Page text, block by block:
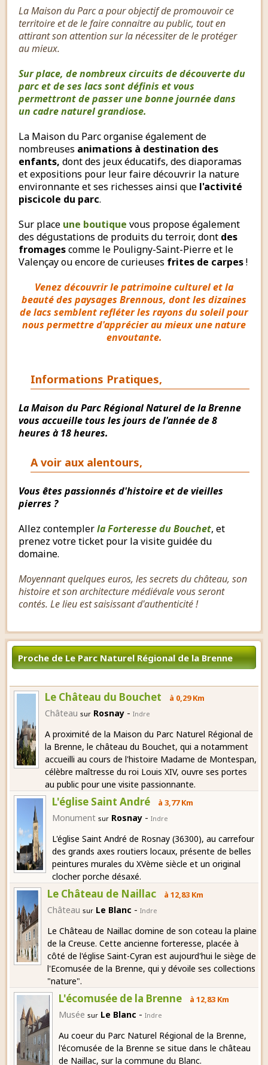
La Maison du Parc a pour objectif de promouvoir ce
territoire et de le faire connaitre au public, tout en
attirant son attention sur la nécessiter de le protéger
au mieux.
Sur place, de nombreux circuits de découverte du
parc et de ses lacs sont définis et vous
permettront de passer une bonne journée dans
un cadre naturel grandiose.
La Maison du Parc organise également de
nombreuses animations à destination des
enfants, dont des jeux éducatifs, des diaporamas
et expositions pour leur faire découvrir la nature
environnante et ses richesses ainsi que l'activité
piscicole du parc.
Sur place une boutique vous propose également
des dégustations de produits du terroir, dont des
fromagescomme le Pouligny-Saint-Pierre et le
Valençay ou encore de curieuses frites de carpes!
Venez découvrir le patrimoine culturel et la
beauté des paysages Brennous, dont les dizaines
de lacs semblent refléter les rayons du soleil pour
nous permettre d'apprécier au mieux une nature
envoutante.
Informations Pratiques,
La Maison du Parc Régional Naturel de la Brenne
vous accueille tous les jours de l'année de 8
heures à 18 heures.
A voir aux alentours,
Vous êtes passionnés d'histoire et de vieilles
pierres ?
Allez contemplerla Forteresse du Bouchet, et
prenez votre ticket pour la visite guidée du
domaine.
Moyennant quelques euros, les secrets du château, son
histoire et son architecture médiévale vous seront
contés. Le lieu est saisissant d'authenticité !
Proche de Le Parc Naturel Régional de la Brenne
Le Château du Bouchet à 0,29 Km
Château sur Rosnay - Indre
A proximité de la Maison du Parc Naturel Régional de
la Brenne, le château du Bouchet, qui a notamment
accueilli au cours de l'histoire Madame de Montespan,
célèbre maîtresse du roi Louis XIV, ouvre ses portes
au public pour une visite passionnante.
L'église Saint André à 3,77 Km
Monument sur Rosnay - Indre
L'église Saint André de Rosnay (36300), au carrefour
des grands axes routiers locaux, présente de belles
peintures murales du XVème siècle et un original
clocher porche désaxé.
Le Château de Naillac à 12,83 Km
Château sur Le Blanc - Indre
Le Château de Naillac domine de son coteau la plaine
de la Creuse. Cette ancienne forteresse, placée à
côté de l'église Saint-Cyran est aujourd'hui le siège de
l'Ecomusée de la Brenne, qui y dévoile ses collections
"nature".
L'écomusée de la Brenne à 12,83 Km
Musée sur Le Blanc -Indre
Au coeur du Parc Naturel Régional de la Brenne,
l'écomusée de la Brenne se situe dans le château
de Naillac, sur la commune du Blanc.